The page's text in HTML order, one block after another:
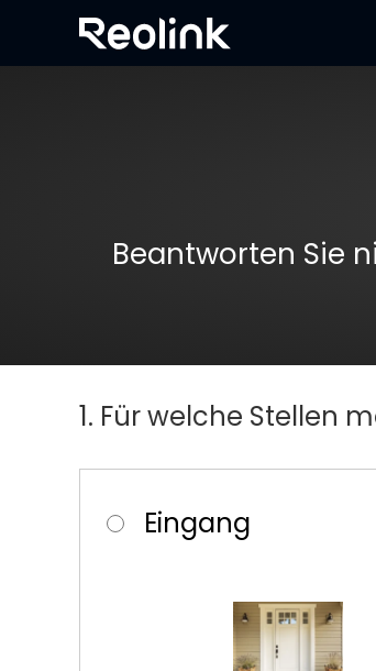
Beantworten Sie
1. Für welche Stellen
Eingang